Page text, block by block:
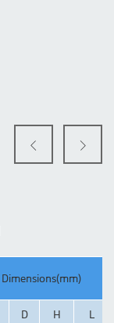
Dimensions(mm)
D H
L